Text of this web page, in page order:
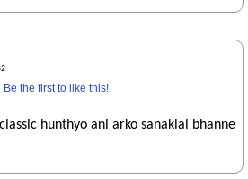
Be the first to like this!
hunthyo ani arko sanaklal bhanne